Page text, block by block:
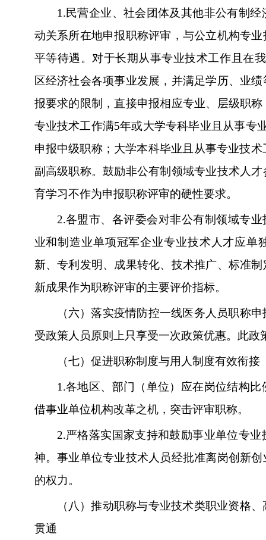
1.民营企业、社会团体及其他非公有制
动关系所在地申报职称评审，与公立机构专
平等待遇。对于长期从事专业技术工作且在
区经济社会各项事业发展，并满足学历、业
报要求的限制，直接申报相应专业、层级职
专业技术工作满5年或大学专科毕业且从事专
申报中级职称；大学本科毕业且从事专业技
副高级职称。鼓励非公有制领域专业技术人
育学习不作为申报职称评审的硬性要求。
2.各盟市、各评委会对非公有制领域专
业和制造业单项冠军企业专业技术人才应单
新、专利发明、成果转化、技术推广、标准
新成果作为职称评审的主要评价指标。
（六）落实疫情防控一线医务人员职称
受政策人员原则上只享受一次政策优惠。此政
（七）促进职称制度与用人制度有效衔接
1.各地区、部门（单位）应在岗位结构
借事业单位机构改革之机，突击评审职称。
2.严格落实国家支持和鼓励事业单位专
神。事业单位专业技术人员经批准离岗创新
的权力。
（八）推动职称与专业技术类职业资格
贯通